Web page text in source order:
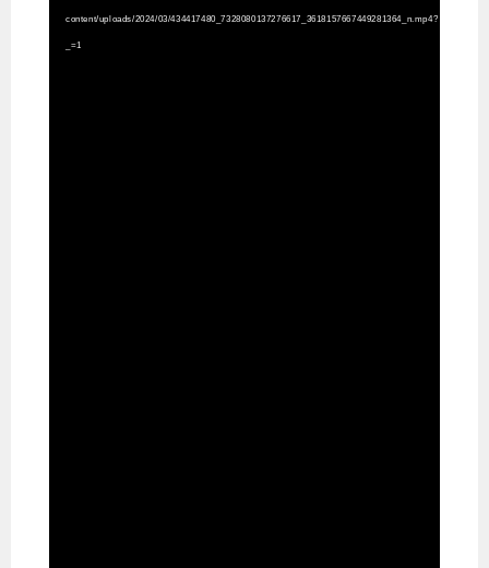
content/uploads/2024/03/434417480_7328080137276617_3618157667449281364_n.mp4?
_=1